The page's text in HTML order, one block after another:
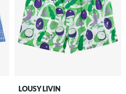
LOUSY LIVIN